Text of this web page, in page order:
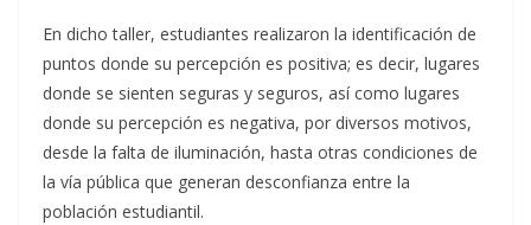
En dicho taller, estudiantes realizaron la identificación de
puntos donde su percepción es positiva; es decir, lugares
donde se sienten seguras y seguros, así como lugares
donde su percepción es negativa, por diversos motivos,
desde la falta de iluminación, hasta otras condiciones de
la vía pública que generan desconfianza entre la
población estudiantil.